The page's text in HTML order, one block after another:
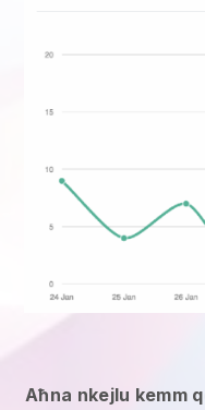
Aħna nkejlu kemm